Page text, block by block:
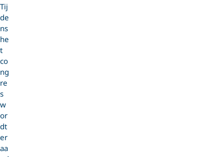
Tij
de
ns
he
t
co
ng
re
s
w
or
dt
er
aa